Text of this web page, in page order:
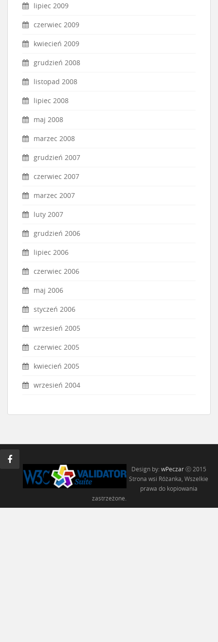
lipiec 2009
czerwiec 2009
kwiecień 2009
grudzień 2008
listopad 2008
lipiec 2008
maj 2008
marzec 2008
grudzień 2007
czerwiec 2007
marzec 2007
luty 2007
grudzień 2006
lipiec 2006
czerwiec 2006
maj 2006
styczeń 2006
wrzesień 2005
czerwiec 2005
kwiecień 2005
wrzesień 2004
Design by: wPeczar ⓒ 2015
Strona wsi Różanka, Wszelkie
prawa do kopiowania
zastrzeżone.